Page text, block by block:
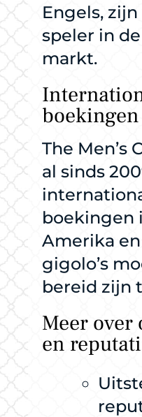
Engels,
speler in
markt.
boekingen
The Men’s
al sinds
boekingen
Amerika
gigolo’s
bereid zijn
Meer over
en